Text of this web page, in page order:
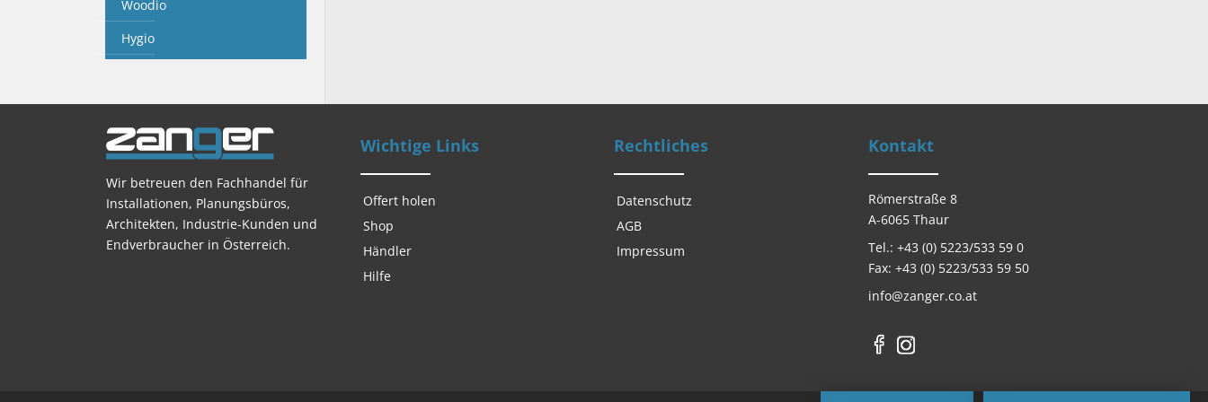
Woodio
Hygio
Wir betreuen den Fachhandel für
Installationen, Planungsbüros,
Architekten, Industrie-Kunden und
Endverbraucher in Österreich.
Wichtige Links
Offert holen
Shop
Händler
Hilfe
Rechtliches
Datenschutz
AGB
Impressum
Kontakt
Römerstraße 8
A-6065 Thaur
Tel.: +43 (0) 5223/533 59 0
Fax: +43 (0) 5223/533 59 50
info@zanger.co.at